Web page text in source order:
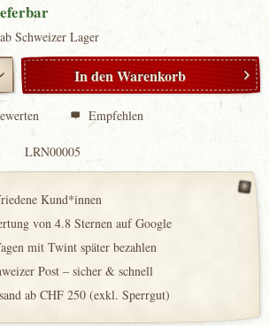
Schweizer Lager
In denWarenkorb
Empfehlen
LRN00005
Kund*innen
von 4.8 Sternen auf Google
mit Twint später bezahlen
Post – sicher & schnell
ab CHF 250 (exkl. Sperrgut)